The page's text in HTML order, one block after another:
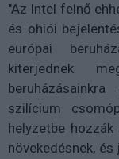
"Az Intel felnő
és ohiói
európai
kiterjednek
szilícium
helyzetbe
növekedésnek,